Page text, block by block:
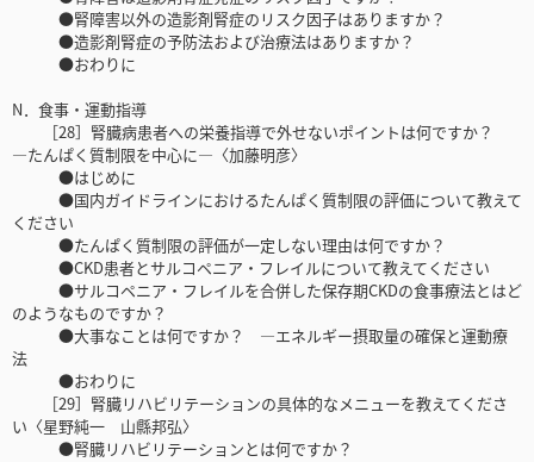
●腎障害以外の造影剤腎症のリスク因子はありますか？
●造影剤腎症の予防法および治療法はありますか？
●おわりに
N．食事・運動指導
［28］腎臓病患者への栄養指導で外せないポイントは何ですか？
―たんぱく質制限を中心に―〈加藤明彦〉
●はじめに
●国内ガイドラインにおけるたんぱく質制限の評価について教えて
ください
●たんぱく質制限の評価が一定しない理由は何ですか？
●CKD患者とサルコペニア・フレイルについて教えてください
●サルコペニア・フレイルを合併した保存期CKDの食事療法とはど
のようなものですか？
●大事なことは何ですか？ ―エネルギー摂取量の確保と運動療
法
●おわりに
［29］腎臓リハビリテーションの具体的なメニューを教えてくださ
い〈星野純一 山縣邦弘〉
●腎臓リハビリテーションとは何ですか？